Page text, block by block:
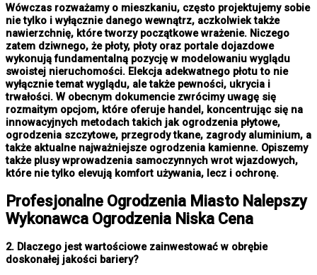
Wówczas rozważamy o mieszkaniu, często projektujemy sobie
nie tylko i wyłącznie danego wewnątrz, aczkolwiek także
nawierzchnię, które tworzy początkowe wrażenie. Niczego
zatem dziwnego, że płoty, płoty oraz portale dojazdowe
wykonują fundamentalną pozycję w modelowaniu wyglądu
swoistej nieruchomości. Elekcja adekwatnego płotu to nie
wyłącznie temat wyglądu, ale także pewności, ukrycia i
trwałości. W obecnym dokumencie zwrócimy uwagę się
rozmaitym opcjom, które oferuje handel, koncentrując się na
innowacyjnych metodach takich jak ogrodzenia płytowe,
ogrodzenia szczytowe, przegrody tkane, zagrody aluminium, a
także aktualne najważniejsze ogrodzenia kamienne. Opiszemy
także plusy wprowadzenia samoczynnych wrot wjazdowych,
które nie tylko elevują komfort używania, lecz i ochronę.
Profesjonalne Ogrodzenia MiastoNalepszy
Wykonawca Ogrodzenia Niska Cena
2. Dlaczego jest wartościowe zainwestować w obrębie
doskonałej jakości bariery?